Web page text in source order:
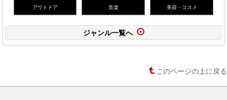
アウトドア 音楽 美容・コスメ
ジャンル一覧へ
このページの上に戻る